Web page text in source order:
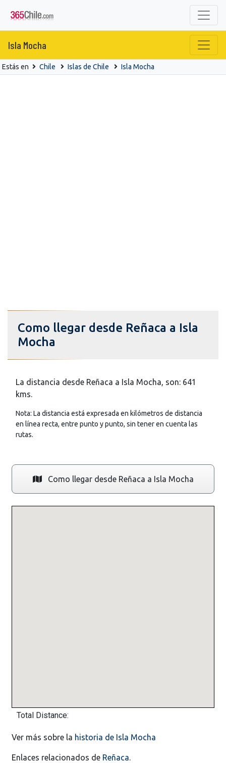
Isla Mocha
Estás en Chile Islas de Chile Isla Mocha
Como llegar desde Reñaca a Isla
Mocha
La distancia desde Reñaca a Isla Mocha, son: 641
kms.
Nota: La distancia está expresada en kilómetros de distancia
en línea recta, entre punto y punto, sin tener en cuenta las
rutas.
Como llegar desde Reñaca a Isla Mocha
Total Distance:
Ver más sobre la historia de Isla Mocha
Enlaces relacionados de Reñaca.